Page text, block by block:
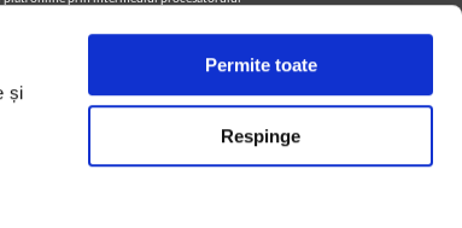
și
Permite toate
Respinge
ne pe facebook pentru a fi la curent cu